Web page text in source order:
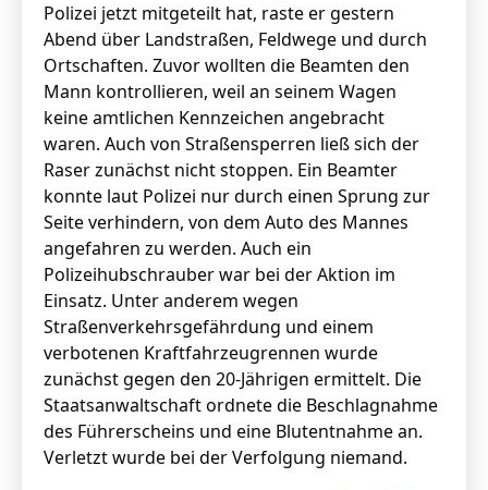
Wandern
Fotobox
Amphibienschutz
Team
Programm
Service
Nachgehört
Podcast
Newsletter
Zeit fürs Oberland
Handwerker
Polizei jetzt mitgeteilt hat, raste er gestern
Abend über Landstraßen, Feldwege und durch
Ortschaften. Zuvor wollten die Beamten den
Mann kontrollieren, weil an seinem Wagen
keine amtlichen Kennzeichen angebracht
waren. Auch von Straßensperren ließ sich der
Raser zunächst nicht stoppen. Ein Beamter
konnte laut Polizei nur durch einen Sprung zur
Seite verhindern, von dem Auto des Mannes
angefahren zu werden. Auch ein
Polizeihubschrauber war bei der Aktion im
Einsatz. Unter anderem wegen
Straßenverkehrsgefährdung und einem
verbotenen Kraftfahrzeugrennen wurde
zunächst gegen den 20-Jährigen ermittelt. Die
Staatsanwaltschaft ordnete die Beschlagnahme
des Führerscheins und eine Blutentnahme an.
Verletzt wurde bei der Verfolgung niemand.